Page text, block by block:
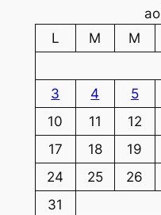
L
M M
3
4 5
10
11 12
17
18 19
24
25 26
31